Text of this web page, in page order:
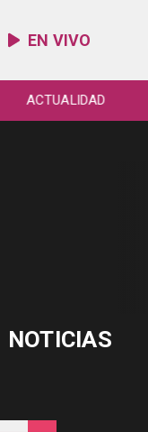
EN VIVO
ACTUALIDAD
NOTICIAS